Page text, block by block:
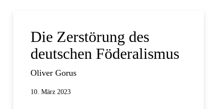
Die Zerstörung des
deutschen Föderalismus
Oliver Gorus
10. März 2023